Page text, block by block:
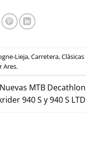
Lieja,Carretera,Clásicas
Ares.
Nuevas MTB Decathlon
940 S y 940 S LTD